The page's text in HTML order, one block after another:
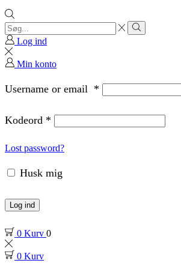
Search
input
Search
Log ind
Min konto
Username or email *
Kodeord *
Lost password?
Husk mig
Log ind
0 Kurv 0
0 Kurv